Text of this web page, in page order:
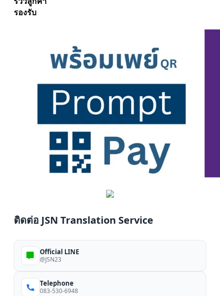
รองรับ
ติดต่อ JSN Translation Service
Official LINE
@JSN23
Telephone
083-530-6948